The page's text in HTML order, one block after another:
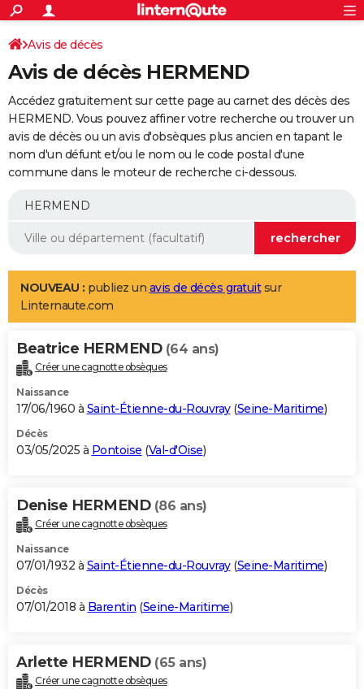
ACTUALITÉS
Politique
Société
Faits Divers
Education
Monde
Villes
+
SPORT
Coupe du monde 2026
Football
Tennis
Cyclisme
Rugby
Forum
Programme TV
TNT
Streaming
Cinéma
Sorties cinéma
Musique
+
FINANCE
Retraite
Epargne
Immobilier
Risques naturels par ville
Banque
Assurance
AUTO
Essais
Réserver un essai
Citadines
Berlines
SUV
Forum auto
+
Mobiles
Meilleur smartphone
Internet
Ordinateurs
Jeux vidéo
Guide high-tech
Aménagement intérieur
LIFESTYLE
Art de vivre
Bien-être
Loisirs
Mode
Modes de vie
Alimentation
Guide de la santé
Maladies
Médicaments
Sommeil
VOYAGE
Destinations
City break
Voyage nature
Voyage de noces
Forum
Climat
+PHOTO
GUIDES D'ACHAT
BONS PLANS
Carte de Noël
Carte Bonne année
Carte Saint-Valentin
Carte Pâques
Carte d'anniversaire
DICTIONNAIRE
Dictionnaire
Biographies
Citations
Expressions
Proverbes
PROGRAMME TV
S'inscrire
Se connecter
Lycées
Collèges
Primaires
Universités
Entreprises
Service militaire
Avis de recherche
AVIS DE DÉCÈS
Bricolage
Lifestyle
Culture
Sport
Auto
Television
Voyage
Cinema
Avis de décès
Avis de décès HERMEND
Accédez gratuitement sur cette page au carnet des décès des
HERMEND. Vous pouvez affiner votre recherche ou trouver un
avis de décès ou un avis d'obsèques plus ancien en tapant le
nom d'un défunt et/ou le nom ou le code postal d'une
commune dans le moteur de recherche ci-dessous.
NOUVEAU : publiez un avis de décès gratuitsur
Linternaute.com
Beatrice HERMEND (64 ans)
Créer une cagnotte obsèques
Naissance
17/06/1960 à Saint-Étienne-du-Rouvray(Seine-Maritime)
Décès
03/05/2025 à Pontoise (Val-d'Oise)
Denise HERMEND (86 ans)
Créer une cagnotte obsèques
Naissance
07/01/1932 à Saint-Étienne-du-Rouvray(Seine-Maritime)
Décès
07/01/2018 à Barentin (Seine-Maritime)
Arlette HERMEND (65 ans)
Créer une cagnotte obsèques